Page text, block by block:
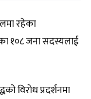
रहेका
१०८ जना सदस्यलाई
विरोध प्रदर्शनमा